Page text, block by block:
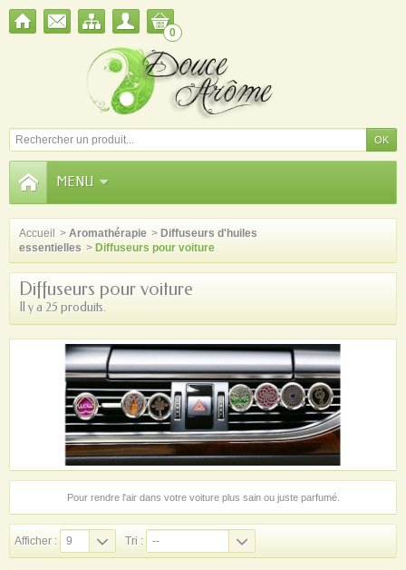
0
MENU
Accueil > Aromathérapie > Diffuseurs d'huiles
essentielles > Diffuseurs pour voiture
Diffuseurs pour voiture
Il y a 25 produits.
Pour rendre l'air dans votre voiture plus sain ou juste parfumé.
Afficher : 9 Tri : --